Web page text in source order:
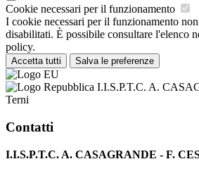
Cookie necessari per il funzionamento
I cookie necessari per il funzionamento non
disabilitati. È possibile consultare l'elenco
policy.
Accetta tutti Salva le preferenze
I.I.S.P.T.C. A.
Terni
Contatti
I.I.S.P.T.C. A. CASAGRANDE - F.